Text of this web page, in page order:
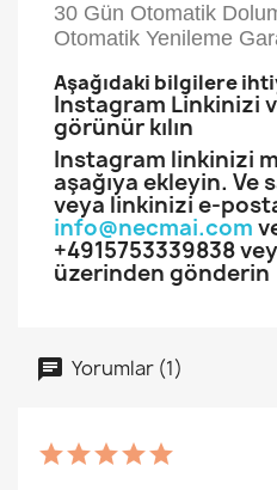
30 Gün Otomatik
Otomatik Yenileme
Aşağıdaki bilgilere
Instagram Linkinizi
görünür kılın
Instagram linkinizi
aşağıya ekleyin. Ve
veya linkinizi e-
info@necmai.com
+4915753339838
üzerinden gönderin
Yorumlar (1)